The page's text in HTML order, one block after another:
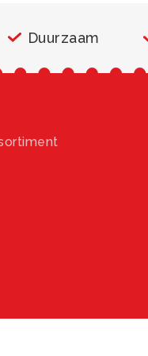
Duurzaam